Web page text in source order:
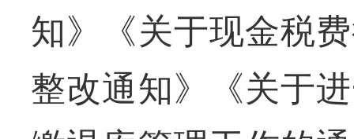
知》《关于现金税
整改通知》《关于